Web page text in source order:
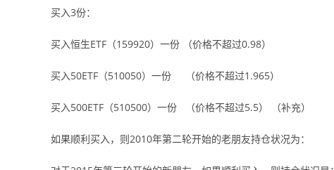
买入3份：
买入恒生ETF（159920）一份 （价格不超过0.98）
买入50ETF（510050）一份 （价格不超过1.965）
买入500ETF（510500）一份 （价格不超过5.5） （补充）
如果顺利买入，则2010年第二轮开始的老朋友持仓状况为：